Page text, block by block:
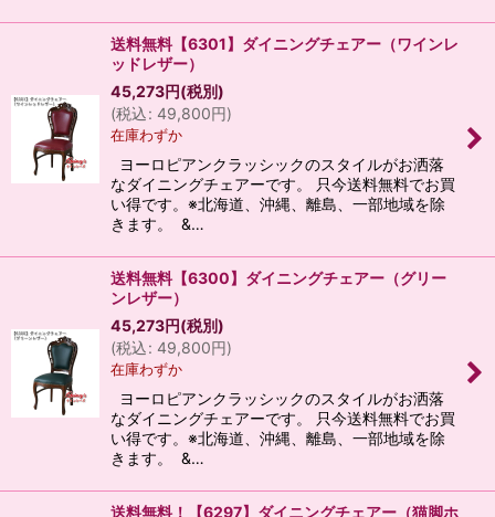
送料無料【6301】ダイニングチェアー（ワインレ
ッドレザー）
45,273円(税別)
(税込: 49,800円)
在庫わずか
ヨーロピアンクラッシックのスタイルがお洒落
なダイニングチェアーです。 只今送料無料でお買
い得です。※北海道、沖縄、離島、一部地域を除
きます。 &…
送料無料【6300】ダイニングチェアー（グリー
ンレザー）
45,273円(税別)
(税込: 49,800円)
在庫わずか
ヨーロピアンクラッシックのスタイルがお洒落
なダイニングチェアーです。 只今送料無料でお買
い得です。※北海道、沖縄、離島、一部地域を除
きます。 &…
送料無料！【6297】ダイニングチェアー（猫脚ホ